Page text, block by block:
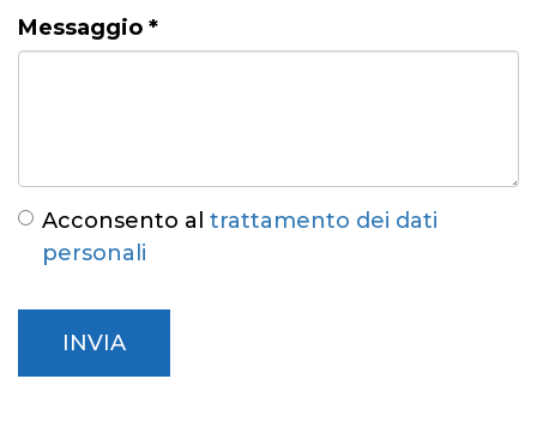
file
Tipi
file
permessi:
Messaggio *
Acconsento al trattamento dei dati
personali
al
trattamento
dei
INVIA